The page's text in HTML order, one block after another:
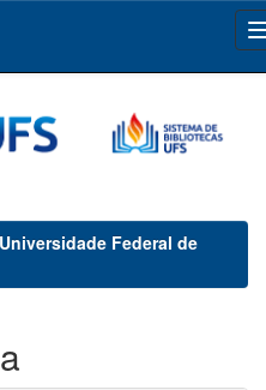
Federal de